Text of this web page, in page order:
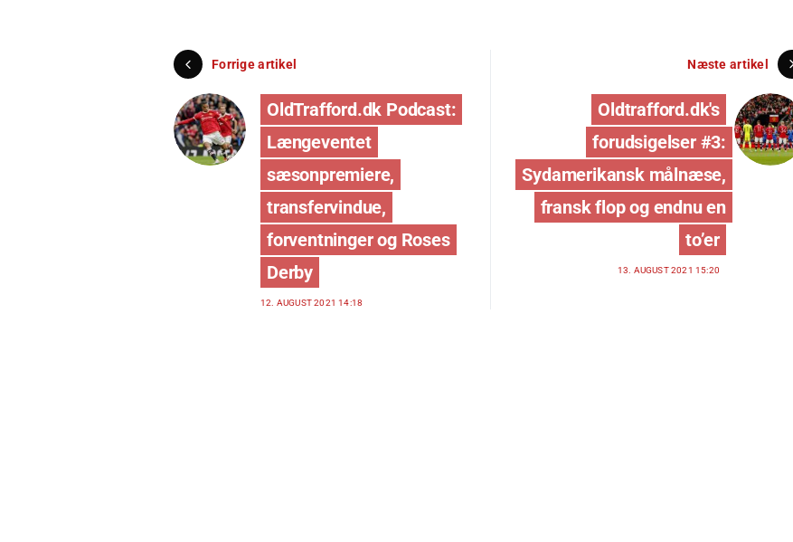
Forrige artikel
OldTrafford.dk Podcast:
Længeventet
sæsonpremiere,
transfervindue,
forventninger og Roses
Derby
12. AUGUST 2021 14:18
Næste artikel
Oldtrafford.dk's
forudsigelser #3:
Sydamerikansk målnæse,
fransk flop og endnu en
to’er
13. AUGUST 2021 15:20